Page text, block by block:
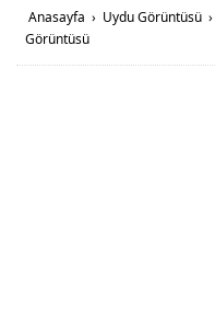
Anasayfa › Uydu Görüntüsü ›
Görüntüsü